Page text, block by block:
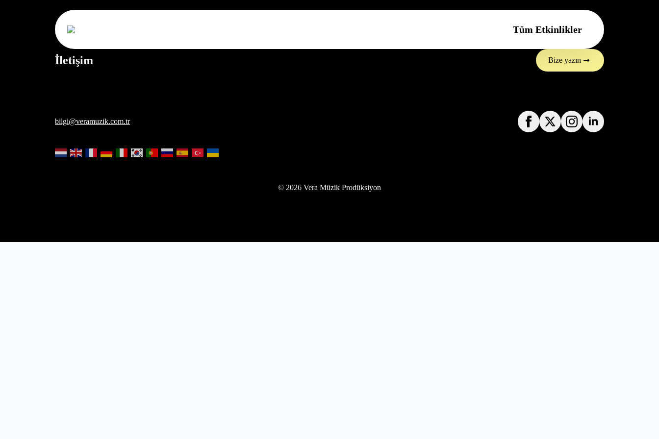
Tüm Etkinlikler
İletişim Bize yazın
bilgi@veramuzik.com.tr
© 2026 Vera Müzik Prodüksiyon